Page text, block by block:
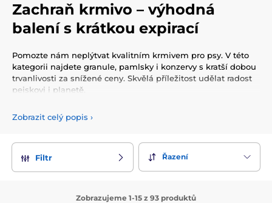
Zachraň krmivo – výhodná
balení s krátkou expirací
Pomozte nám neplýtvat kvalitním krmivem pro psy. V této
kategorii najdete granule, pamlsky i konzervy s kratší dobou
trvanlivosti za snížené ceny. Skvělá příležitost udělat radost
pejskovi i planetě.
Zobrazit celý popis ›
Filtr Řazení
Zobrazujeme 1-15 z 93 produktů